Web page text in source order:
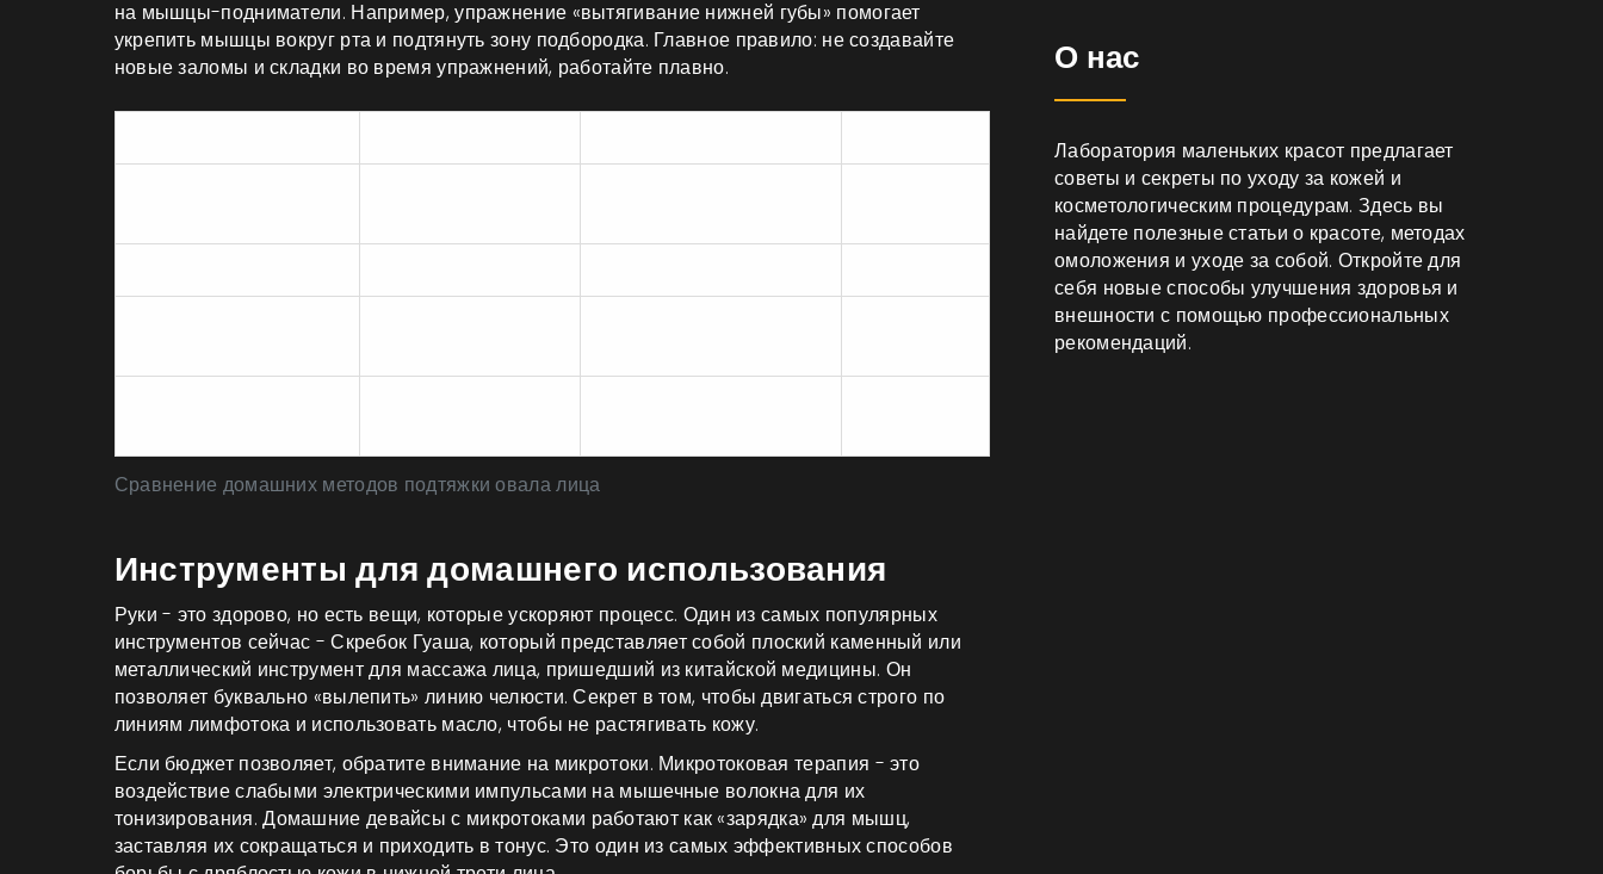
на мышцы-подниматели. Например, упражнение «вытягивание нижней губы» помогает
укрепить мышцы вокруг рта и подтянуть зону подбородка. Главное правило: не создавайте
новые заломы и складки во время упражнений, работайте плавно.
Сравнение домашних методов подтяжки овала лица
Инструменты для домашнего использования
Руки - это здорово, но есть вещи, которые ускоряют процесс. Один из самых популярных
инструментов сейчас -Скребок Гуаша, который представляет собой плоский каменный или
металлический инструмент для массажа лица, пришедший из китайской медицины. Он
позволяет буквально «вылепить» линию челюсти. Секрет в том, чтобы двигаться строго по
линиям лимфотока и использовать масло, чтобы не растягивать кожу.
Если бюджет позволяет, обратите внимание на микротоки. Микротоковая терапия - это
воздействие слабыми электрическими импульсами на мышечные волокна для их
тонизирования.Домашние девайсы с микротоками работают как «зарядка» для мышц,
заставляя их сокращаться и приходить в тонус. Это один из самых эффективных способов
О нас
Лаборатория маленьких красот предлагает
советы и секреты по уходу за кожей и
косметологическим процедурам. Здесь вы
найдете полезные статьи о красоте, методах
омоложения и уходе за собой. Откройте для
себя новые способы улучшения здоровья и
внешности с помощью профессиональных
рекомендаций.